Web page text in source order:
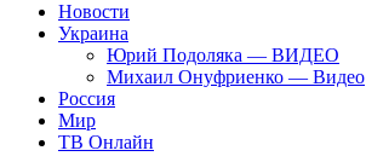
Новости
Украина
Юрий Подоляка — ВИДЕО
Михаил Онуфриенко — Видео
Россия
Мир
ТВ Онлайн